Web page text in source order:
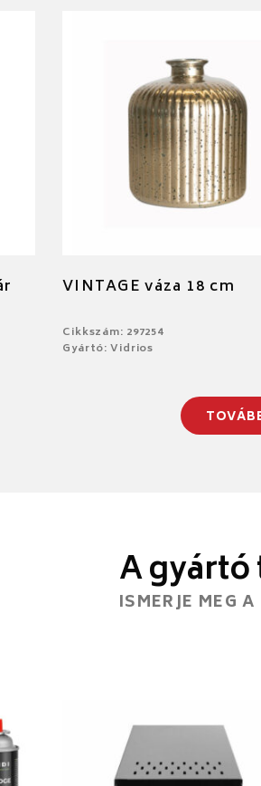
VINTAGE váza 18 cm
Cikkszám: 297254
Gyártó: Vidrios
A
ISMERJE MEG